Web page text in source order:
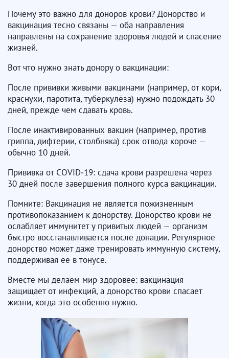
Почему это важно для доноров крови? Донорство и
вакцинация тесно связаны — оба направления
направлены на сохранение здоровья людей и спасение
жизней.
Вот что нужно знать донору о вакцинации:
После прививки живыми вакцинами (например, от кори,
краснухи, паротита, туберкулёза) нужно подождать 30
дней, прежде чем сдавать кровь.
После инактивированных вакцин (например, против
гриппа, дифтерии, столбняка) срок отвода короче —
обычно 10 дней.
Прививка от COVID‑19: сдача крови разрешена через
30 дней после завершения полного курса вакцинации.
Помните: Вакцинация не является пожизненным
противопоказанием к донорству. Донорство крови не
ослабляет иммунитет у привитых людей — организм
быстро восстанавливается после донации. Регулярное
донорство может даже тренировать иммунную систему,
поддерживая её в тонусе. ​​​​​​​
Вместе мы делаем мир здоровее: вакцинация
защищает от инфекций, а донорство крови спасает
жизни, когда это особенно нужно.